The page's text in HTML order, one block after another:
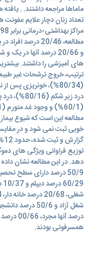
ماماها مراجعه داشتند. .
تعداد زنان دچار علایم عفونت
و 20/66 درصد آنها
های آمیزشی را داشتند.
مطالعه این است که شیوع
خوبی ثبت نمی شود و در
توزیع فراوانی ویژگی های
همسرفوتی بودند.